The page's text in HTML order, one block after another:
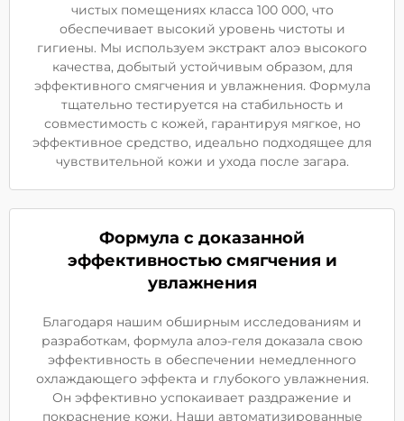
чистых помещениях класса 100 000, что
обеспечивает высокий уровень чистоты и
гигиены. Мы используем экстракт алоэ высокого
качества, добытый устойчивым образом, для
эффективного смягчения и увлажнения. Формула
тщательно тестируется на стабильность и
совместимость с кожей, гарантируя мягкое, но
эффективное средство, идеально подходящее для
чувствительной кожи и ухода после загара.
Формула с доказанной
эффективностью смягчения и
увлажнения
Благодаря нашим обширным исследованиям и
разработкам, формула алоэ-геля доказала свою
эффективность в обеспечении немедленного
охлаждающего эффекта и глубокого увлажнения.
Он эффективно успокаивает раздражение и
покраснение кожи. Наши автоматизированные